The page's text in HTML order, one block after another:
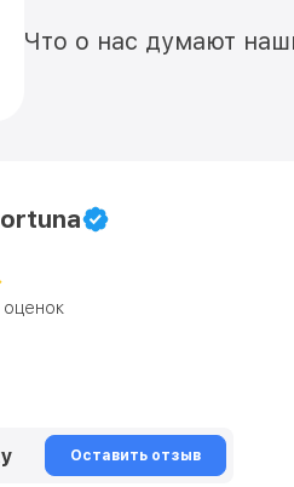
Что о нас думают
оценок
Оставить отзыв